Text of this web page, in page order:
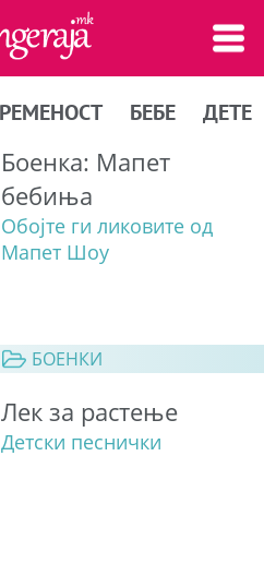
БЕБЕ ДЕТЕ
Боенка: Мапет
бебиња
Обојте ги ликовите од
Мапет Шоу
БОЕНКИ
Лек за растење
Детски песнички